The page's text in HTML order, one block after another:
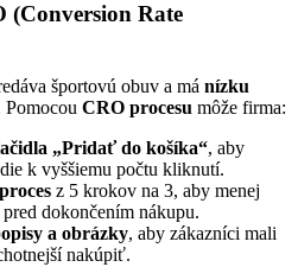
Rate
športovú obuv a má nízku
Pomocou CRO procesu môže firma:
„Pridať do košíka“, aby
k vyššiemu počtu kliknutí.
z 5 krokov na 3, aby menej
dokončením nákupu.
a obrázky, aby zákazníci mali
nakúpiť.